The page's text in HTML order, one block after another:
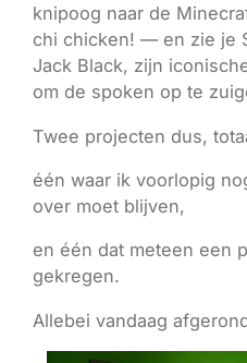
knipoog naar de
chi chicken! — en zie je
Jack Black, zijn
om de spoken op te
Twee projecten dus,
één waar ik voorlopig
over moet blijven,
en één dat meteen een
gekregen.
Allebei vandaag